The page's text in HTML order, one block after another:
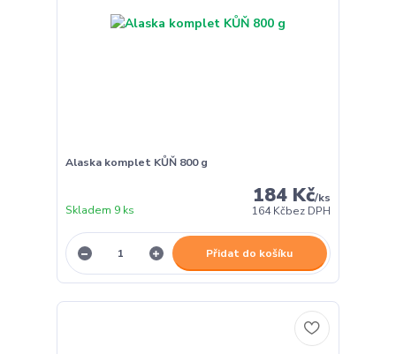
Alaska komplet KŮŇ 800 g
184 Kč/ks
164 Kčbez DPH
Skladem 9 ks
Přidat do košíku